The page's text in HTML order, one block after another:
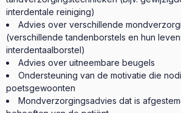
interdentale reiniging)
Advies over verschillende
(verschillende tandenborstels en hun
interdentaalborstel)
Advies over uitneembare beugels
Ondersteuning van de motivatie die
poetsgewoonten
Mondverzorgingsadvies dat is